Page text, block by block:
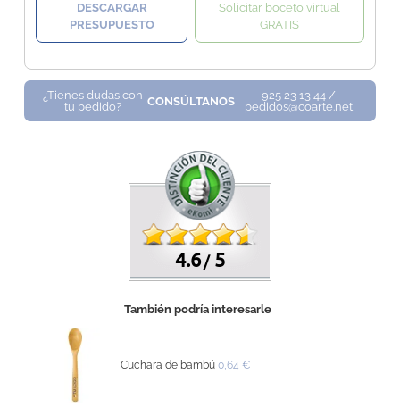
DESCARGAR
PRESUPUESTO
Solicitar boceto virtual
GRATIS
¿Tienes dudas con
tu pedido?
CONSÚLTANOS
925 23 13 44 /
pedidos@coarte.net
4.6 /5
También podría interesarle
Cuchara de bambú 0,64 €